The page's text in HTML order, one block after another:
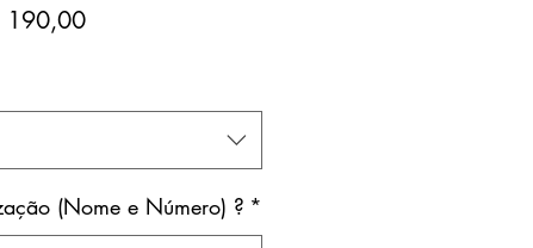
190,00Preço
(Nome e Número) ? *